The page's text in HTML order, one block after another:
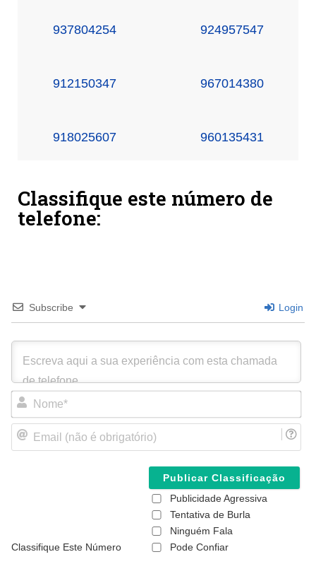
937804254 924957547
912150347 967014380
918025607 960135431
Classifique este número de
telefone:
Subscribe Login
N
m
a
Classifique Este Número
Publicidade Agressiva
Tentativa de Burla
Ninguém Fala
Pode Confiar